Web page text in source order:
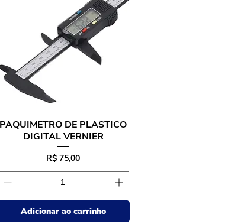
Visualização rápida
PAQUIMETRO DE PLASTICO
DIGITAL VERNIER
Preço
R$ 75,00
Adicionar ao carrinho